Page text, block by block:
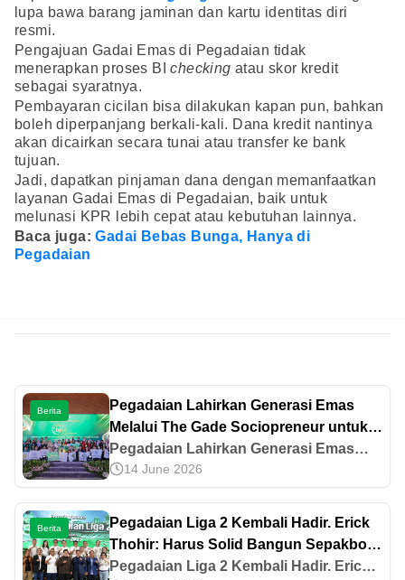
lupa bawa barang jaminan dan kartu identitas diri
resmi.
Pengajuan Gadai Emas di Pegadaian tidak
menerapkan proses BIchecking atau skor kredit
sebagai syaratnya.
Pembayaran cicilan bisa dilakukan kapan pun, bahkan
boleh diperpanjang berkali-kali. Dana kredit nantinya
akan dicairkan secara tunai atau transfer ke bank
tujuan.
Jadi, dapatkan pinjaman dana dengan memanfaatkan
layanan Gadai Emas di Pegadaian, baik untuk
melunasi KPR lebih cepat atau kebutuhan lainnya.
Baca juga:Gadai Bebas Bunga, Hanya di
Pegadaian
Berita
Pegadaian Lahirkan Generasi Emas
Melalui The Gade Sociopreneur untuk
Indonesia Berkelanjutan
Pegadaian Lahirkan Generasi Emas
Melalui The Gade Sociopreneur untuk
Indonesia Berkelanjutan
14 June 2026
Berita
Pegadaian Liga 2 Kembali Hadir. Erick
Thohir: Harus Solid Bangun Sepakbola
Bersih
Pegadaian Liga 2 Kembali Hadir. Erick